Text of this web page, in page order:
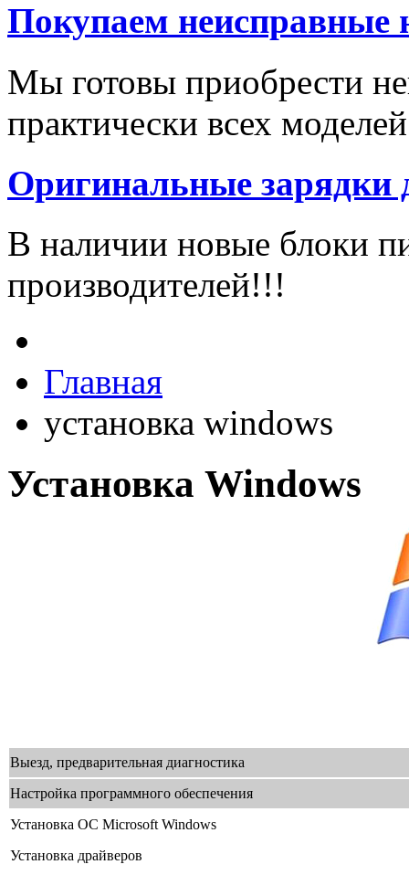
Покупаем неисправные
Мы готовы приобрести
практически всех
Оригинальные зарядки
В наличии новые блоки
производителей!!!
Главная
установка windows
Установка Windows
Выезд, предварительная диагностика
Настройка программного обеспечения
Установка ОС Microsoft Windows
Установка драйверов